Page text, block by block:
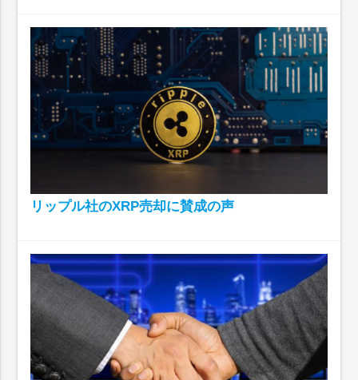
リップル社のXRP売却に賛成の声